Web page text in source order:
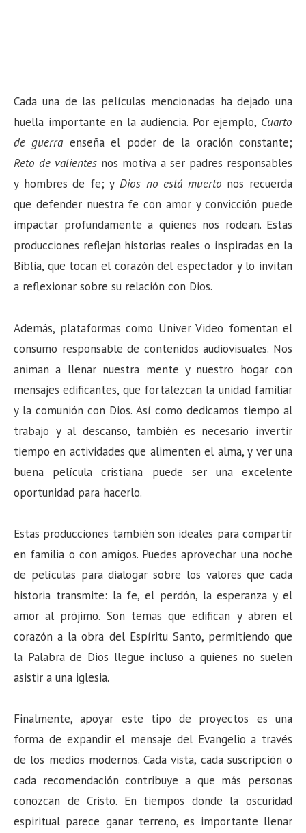
Cada una de las películas mencionadas ha dejado una
huella importante en la audiencia. Por ejemplo, Cuarto
de guerra enseña el poder de la oración constante;
Reto de valientes nos motiva a ser padres responsables
y hombres de fe; y Dios no está muerto nos recuerda
que defender nuestra fe con amor y convicción puede
impactar profundamente a quienes nos rodean. Estas
producciones reflejan historias reales o inspiradas en la
Biblia, que tocan el corazón del espectador y lo invitan
a reflexionar sobre su relación con Dios.
Además, plataformas como Univer Video fomentan el
consumo responsable de contenidos audiovisuales. Nos
animan a llenar nuestra mente y nuestro hogar con
mensajes edificantes, que fortalezcan la unidad familiar
y la comunión con Dios. Así como dedicamos tiempo al
trabajo y al descanso, también es necesario invertir
tiempo en actividades que alimenten el alma, y ver una
buena película cristiana puede ser una excelente
oportunidad para hacerlo.
Estas producciones también son ideales para compartir
en familia o con amigos. Puedes aprovechar una noche
de películas para dialogar sobre los valores que cada
historia transmite: la fe, el perdón, la esperanza y el
amor al prójimo. Son temas que edifican y abren el
corazón a la obra del Espíritu Santo, permitiendo que
la Palabra de Dios llegue incluso a quienes no suelen
asistir a una iglesia.
Finalmente, apoyar este tipo de proyectos es una
forma de expandir el mensaje del Evangelio a través
de los medios modernos. Cada vista, cada suscripción o
cada recomendación contribuye a que más personas
conozcan de Cristo. En tiempos donde la oscuridad
espiritual parece ganar terreno, es importante llenar